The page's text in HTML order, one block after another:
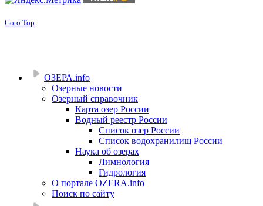
Goto Top
ОЗЕРА.info
Озерные новости
Озерный справочник
Карта озер России
Водный реестр России
Список озер России
Список водохранилищ России
Наука об озерах
Лимнология
Гидрология
О портале OZERA.info
Поиск по сайту